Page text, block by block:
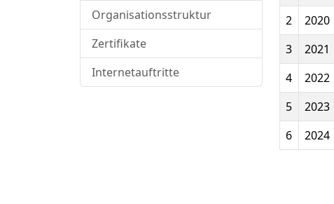
Organisationsstruktur
Zertifikate
Internetauftritte
2
2020
3
2021
4
2022
5
2023
6
2024